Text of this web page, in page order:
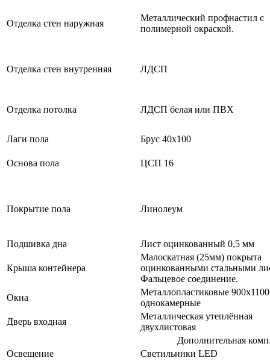
Отделка стен наружная
Металлический профнастил с
полимерной окраской.
Отделка стен внутренняя ЛДСП
Отделка потолка ЛДСП белая или ПВХ
Лаги пола Брус 40х100
Основа пола ЦСП 16
Покрытие пола Линолеум
Подшивка дна Лист оцинкованный 0,5 мм
Крыша контейнера
Малоскатная (25мм) покрыта
оцинкованными стальными
Фальцевое соединение.
Окна
Металлопластиковые 900х1100
однокамерные
Дверь входная
Металлическая утеплённая
двухлистовая
Дополнительная
Освещение
Светильники LED